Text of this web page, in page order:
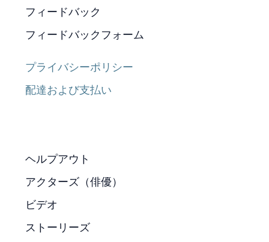
フィードバック
フィードバックフォーム
プライバシーポリシー
配達および支払い
ヘルプアウト
アクターズ（俳優）
ビデオ
ストーリーズ